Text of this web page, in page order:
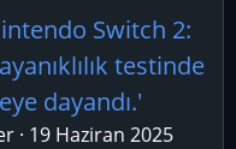
Switch 2:
testinde
dayandı.'
19 Haziran 2025